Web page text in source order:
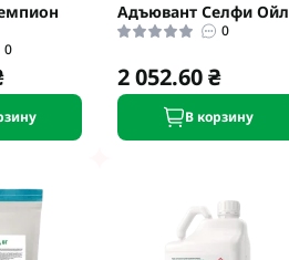
Раундап
0
Адъювант Селфи Ойл
0
2 052.60 ₴
В корзину